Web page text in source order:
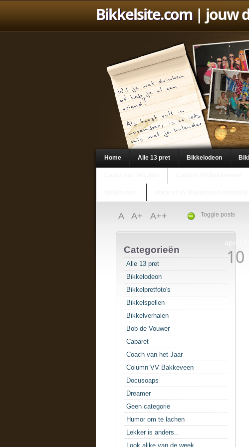
Bikkelsite.com| jouw
Home Alle 13 pret Bikkelodeon
Toggle posts
A A+ A++
Categorieën
Alle 13 pret
Bikkelodeon
Bikkelpretfoto's
Bikkelspellen
Bikkelverhalen
Bob de Vouwer
Cabaret
Coach van het Jaar
Column VV Bakkeveen
Docusoaps
Dreamer
Geen categorie
Humor om te lachen
Lekker is anders..
Look alike van de week
apr/13
10